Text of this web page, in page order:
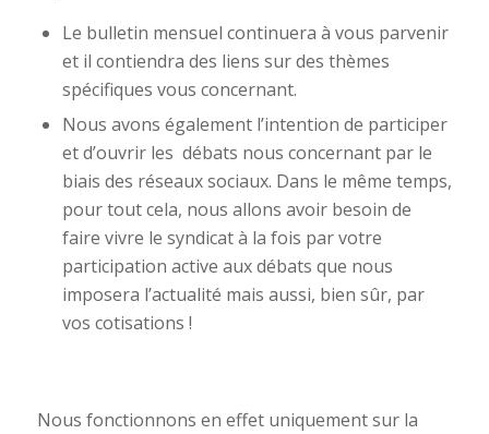
Le bulletin mensuel continuera à vous parvenir
et il contiendra des liens sur des thèmes
spécifiques vous concernant.
Nous avons également l’intention de participer
et d’ouvrir les débats nous concernant par le
biais des réseaux sociaux. Dans le même temps,
pour tout cela, nous allons avoir besoin de
faire vivre le syndicat à la fois par votre
participation active aux débats que nous
imposera l’actualité mais aussi, bien sûr, par
vos cotisations !
Nous fonctionnons en effet uniquement sur la